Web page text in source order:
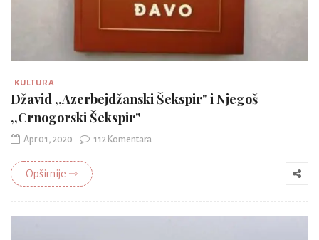
KULTURA
Džavid ,,Azerbejdžanski Šekspir" i Njegoš
,,Crnogorski Šekspir"
Apr 01, 2020 112 Komentara
Opširnije ⇾